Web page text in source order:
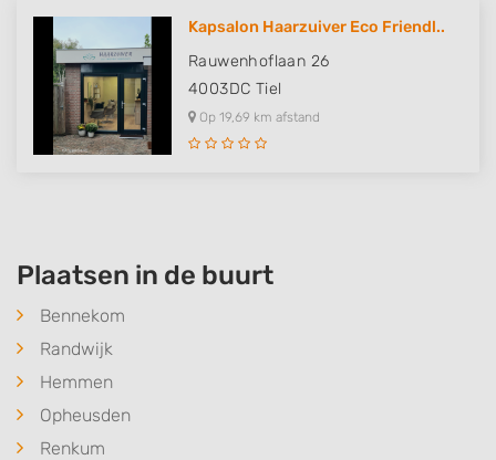
Kapsalon Haarzuiver Eco Friendl..
Rauwenhoflaan 26
4003DC Tiel
Op 19,69 km afstand
Plaatsen in de buurt
Bennekom
Randwijk
Hemmen
Opheusden
Renkum